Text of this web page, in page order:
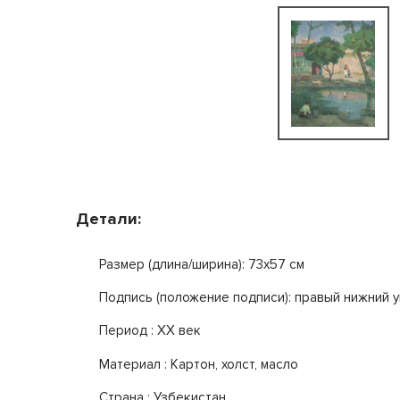
Детали:
Размер (длина/ширина): 73x57 см
Подпись (положение подписи): правый нижний
Период : XX век
Mатериал : Картон, холст, масло